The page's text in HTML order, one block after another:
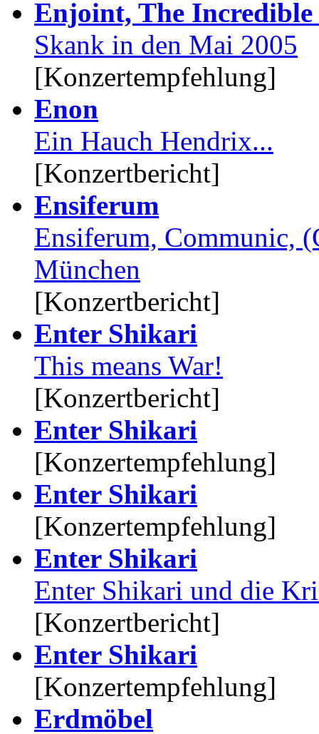
Enjoint, The
Skank in den Mai 2005
[Konzertempfehlung]
Enon
Ein Hauch Hendrix...
[Konzertbericht]
Ensiferum
Ensiferum, Communic,
München
[Konzertbericht]
Enter Shikari
This means War!
[Konzertbericht]
Enter Shikari
[Konzertempfehlung]
Enter Shikari
[Konzertempfehlung]
Enter Shikari
Enter Shikari und die
[Konzertbericht]
Enter Shikari
[Konzertempfehlung]
Erdmöbel